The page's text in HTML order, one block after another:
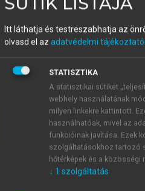
megtekintéséhez lépj be a
Új felhasználóként1
próbaidőszak elindításához,
A regisztráció után
SAJÁT FIÓKKAL
Itt láthatja és testreszabhatja az
olvasd el az adatvédelmi
STATISZTIKA
A statisztikai sütiket
webhely használatának
milyen linkekre kattintott.
használhatóak, mivel az
funkcióinak javítása. Ezek
szolgáltatásokhoz tartozó
hőtérképek és a közösségi
↓ 1 szolgáltatás